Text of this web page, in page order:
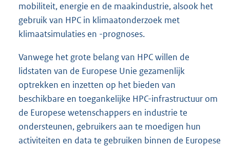
mobiliteit, energie en de maakindustrie, alsook het
gebruik van HPC in klimaatonderzoek met
klimaatsimulaties en -prognoses.
Vanwege het grote belang van HPC willen de
lidstaten van de Europese Unie gezamenlijk
optrekken en inzetten op het bieden van
beschikbare en toegankelijke HPC-infrastructuur om
de Europese wetenschappers en industrie te
ondersteunen, gebruikers aan te moedigen hun
activiteiten en data te gebruiken binnen de Europese